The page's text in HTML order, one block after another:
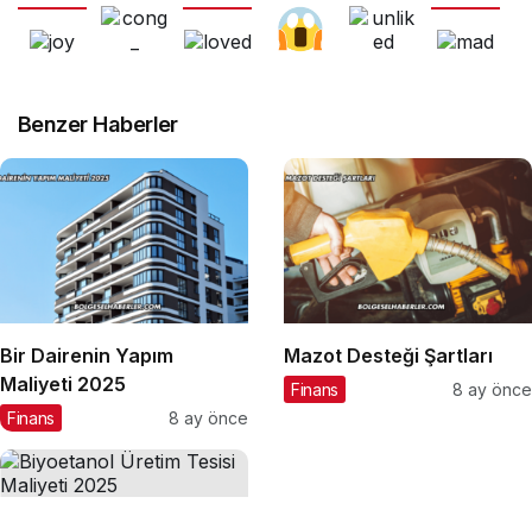
Benzer Haberler
Bir Dairenin Yapım
Maliyeti 2025
Finans 8 ay önce
Mazot Desteği Şartları
Finans 8 ay önce